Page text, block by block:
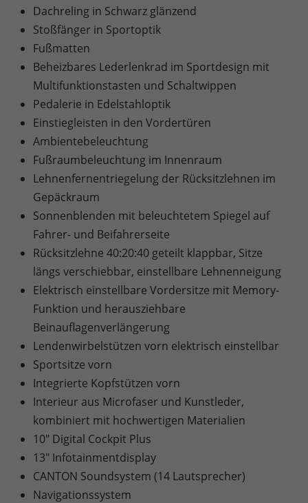
Dachreling in Schwarz glänzend
Stoßfänger in Sportoptik
Fußmatten
Beheizbares Lederlenkrad im Sportdesign mit
Multifunktionstasten und Schaltwippen
Pedalerie in Edelstahloptik
Einstiegleisten in den Vordertüren
Ambientebeleuchtung
Fußraumbeleuchtung im Innenraum
Lehnenfernentriegelung der Rücksitzlehnen im
Gepäckraum
Sonnenblenden mit beleuchtetem Spiegel auf
Fahrer- und Beifahrerseite
Rücksitzlehne 40:20:40 geteilt klappbar, Sitze
längs verschiebbar, einstellbare Lehnenneigung
Elektrisch einstellbare Vordersitze mit Memory-
Funktion und herausziehbare
Beinauflagenverlängerung
Lendenwirbelstützen vorn elektrisch einstellbar
Sportsitze vorn
Integrierte Kopfstützen vorn
Interieur aus Microfaser und Kunstleder,
kombiniert mit hochwertigen Materialien
10" Digital Cockpit Plus
13" Infotainmentdisplay
CANTON Soundsystem (14 Lautsprecher)
Navigationssystem